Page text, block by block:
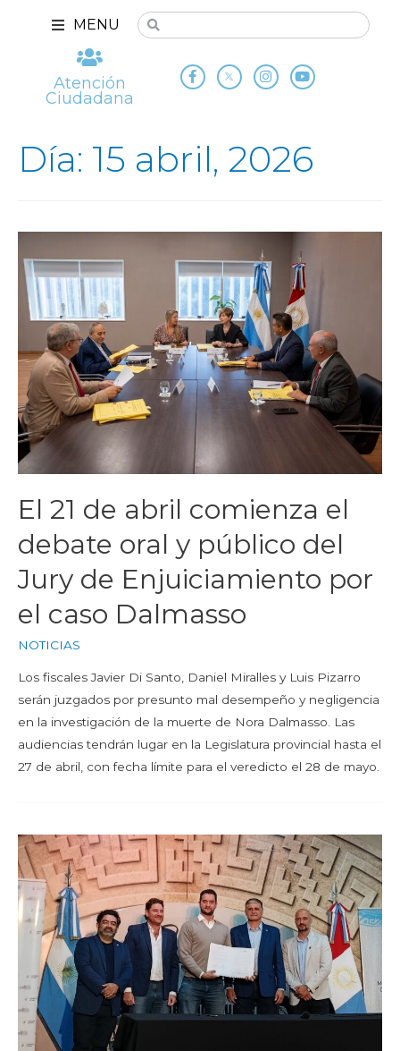
MENU
Atención
Ciudadana
Día: 15 abril, 2026
El 21 de abril comienza el
debate oral y público del
Jury de Enjuiciamiento por
el caso Dalmasso
NOTICIAS
Los fiscales Javier Di Santo, Daniel Miralles y Luis Pizarro
serán juzgados por presunto mal desempeño y negligencia
en la investigación de la muerte de Nora Dalmasso. Las
audiencias tendrán lugar en la Legislatura provincial hasta el
27 de abril, con fecha límite para el veredicto el 28 de mayo.